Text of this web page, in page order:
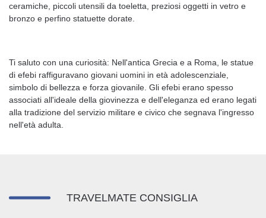
ceramiche, piccoli utensili da toeletta, preziosi oggetti in vetro e
bronzo e perfino statuette dorate.
Ti saluto con una curiosità: Nell'antica Grecia e a Roma, le statue
di efebi raffiguravano giovani uomini in età adolescenziale,
simbolo di bellezza e forza giovanile. Gli efebi erano spesso
associati all'ideale della giovinezza e dell'eleganza ed erano legati
alla tradizione del servizio militare e civico che segnava l'ingresso
nell'età adulta.
TRAVELMATE CONSIGLIA